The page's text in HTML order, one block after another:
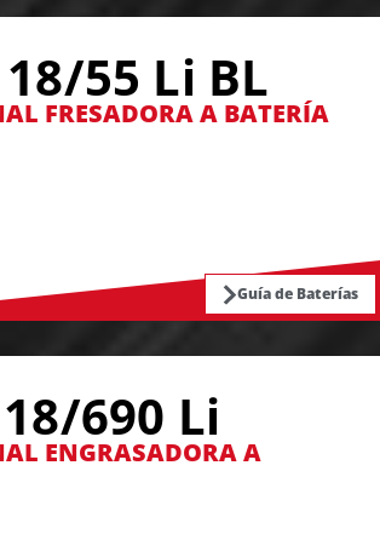
18/55 Li BL
FRESADORA A BATERÍA
Guía de Baterías
690 Li
ENGRASADORA A